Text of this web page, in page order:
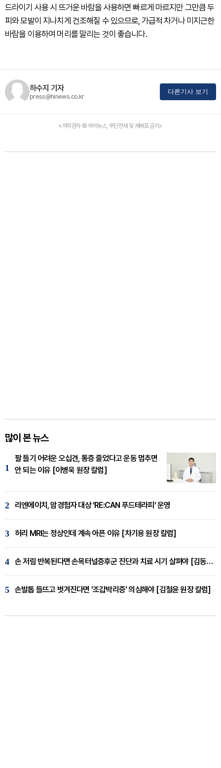
드라이기 사용 시 뜨거운 바람을 사용하면 빠르게 마르지만 그만큼 두
피와 모발이 지나치게 건조해질 수 있으므로, 가급적 차거나 미지근한
바람을 이용하여 머리를 말리는 것이 좋습니다.
하수지 기자
press@hinews.co.kr
다른기사 보기
<저작권자 © 하이뉴스, 무단전재 및 재배포 금지>
많이 본 뉴스
1
팔 들기 어려운 오십견, 통증 줄었다고 운동 멈추면
안 되는 이유 [이병욱 원장 칼럼]
2 리엔에이치, 암경험자 대상 ‘RE:CAN 푸드테라피’ 운영
3 허리 MRI는 정상인데 계속 아픈 이유 [차기용 원장 칼럼]
4 손 저림 반복된다면 손목터널증후군 진단과 치료 시기 살펴야 [김동현 원장 칼럼]
5 손발톱 들뜨고 벗겨진다면 '조갑박리증' 의심해야 [김철윤 원장 칼럼]